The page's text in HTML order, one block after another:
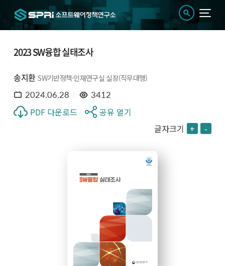
2023 SW융합 실태조사
송지환 SW기반정책·인재연구실 실장(직무대행)
2024.06.28 3412
PDF 다운로드
공유 열기
글자크기 + -